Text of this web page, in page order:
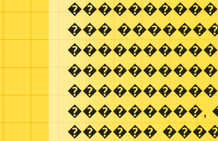
���
���������,
������